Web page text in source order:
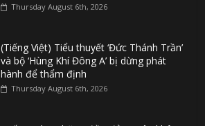
Thursday August 6th, 2026
(Tiếng Việt) Tiểu thuyết ‘Đức Thánh Trần’
và bộ ‘Hùng Khí Đông A’ bị dừng phát
hành để thẩm định
Thursday August 6th, 2026